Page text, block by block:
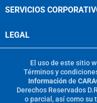
SERVICIOS
LEGAL
El uso de este sitio
Términos y
Información de
Derechos Reservados
o parcial, así como su